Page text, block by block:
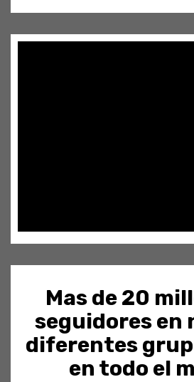
Mas de 20
seguidores en
diferentes
en todo el